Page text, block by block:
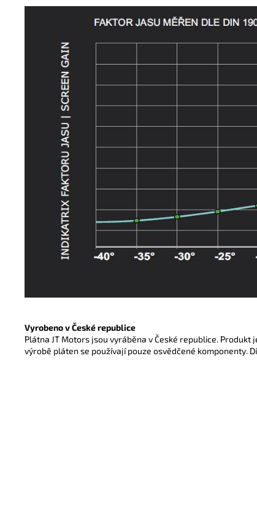
Vyrobeno v České republice
Plátna JT Motors jsou vyráběna v České republice.
výrobě pláten se používají pouze osvědčené komponenty.